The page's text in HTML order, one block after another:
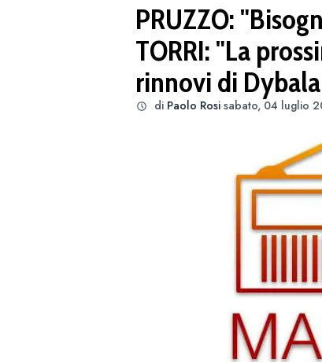
PRUZZO:
TORRI: "La
rinnovi di
di Paolo Rosi sabato, 04 luglio